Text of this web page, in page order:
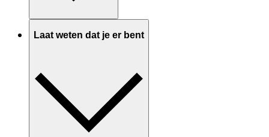
Laat weten dat je er bent